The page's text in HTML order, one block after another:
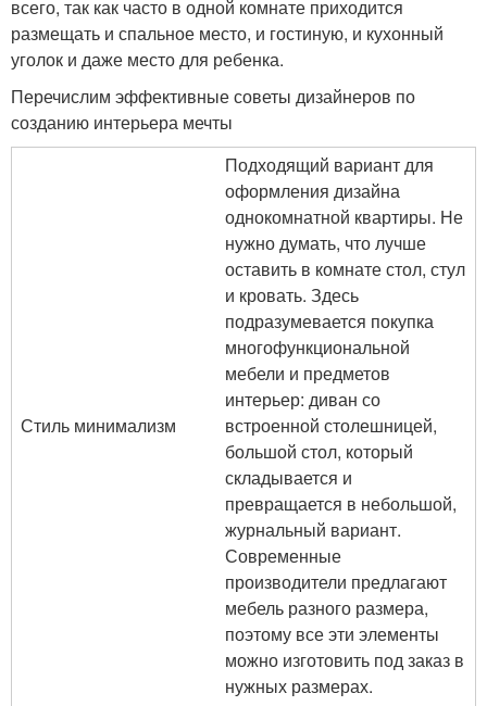
всего, так как часто в одной комнате приходится
размещать и спальное место, и гостиную, и кухонный
уголок и даже место для ребенка.
Перечислим эффективные советы дизайнеров по
созданию интерьера мечты
Стиль минимализм
Подходящий вариант для
оформления дизайна
однокомнатной квартиры. Не
нужно думать, что лучше
оставить в комнате стол, стул
и кровать. Здесь
подразумевается покупка
многофункциональной
мебели и предметов
интерьер: диван со
встроенной столешницей,
большой стол, который
складывается и
превращается в небольшой,
журнальный вариант.
Современные
производители предлагают
мебель разного размера,
поэтому все эти элементы
можно изготовить под заказ в
нужных размерах.